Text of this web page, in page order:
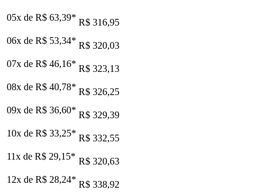
05x de R$ 63,39* R$ 316,95
06x de R$ 53,34* R$ 320,03
07x de R$ 46,16* R$ 323,13
08x de R$ 40,78* R$ 326,25
09x de R$ 36,60* R$ 329,39
10x de R$ 33,25* R$ 332,55
11x de R$ 29,15* R$ 320,63
12x de R$ 28,24* R$ 338,92